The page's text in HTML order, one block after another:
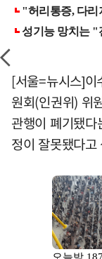
[서울=뉴시스]이
원회(인권위) 위
관행이 폐기됐
정이 잘못됐다